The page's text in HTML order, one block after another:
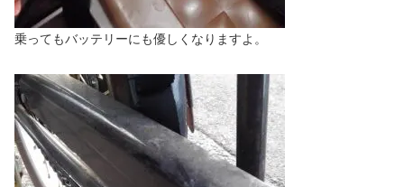
乗ってもバッテリーにも優しくなりますよ。